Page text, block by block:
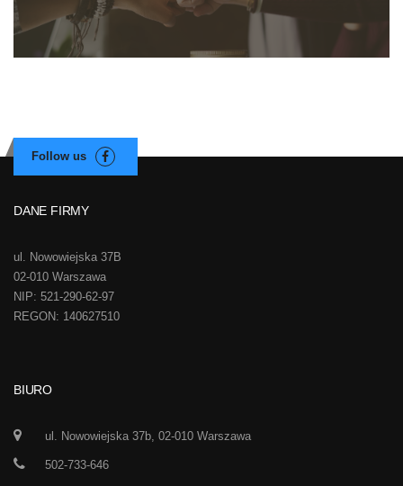
DANE FIRMY
ul. Nowowiejska 37B
02-010 Warszawa
NIP: 521-290-62-97
REGON: 140627510
BIURO
ul. Nowowiejska 37b, 02-010 Warszawa
502-733-646